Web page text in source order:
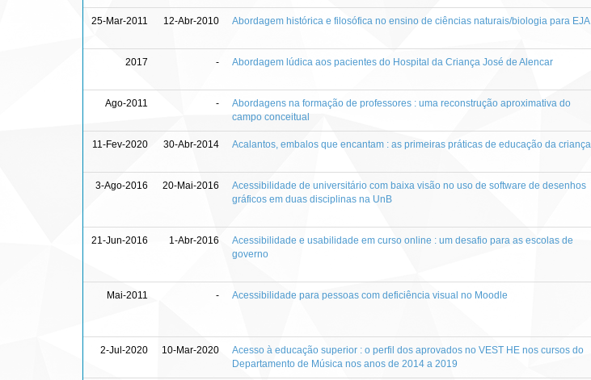
25-Mar-2011 12-Abr-2010 Abordagem histórica e filosófica no ensino de ciências naturais/biologia para EJA
2017 - Abordagem lúdica aos pacientes do Hospital da Criança José de Alencar
Ago-2011 -
Abordagens na formação de professores : uma reconstrução aproximativa do
campo conceitual
11-Fev-2020 30-Abr-2014 Acalantos, embalos que encantam : as primeiras práticas de educação da criança
3-Ago-2016 20-Mai-2016
Acessibilidade de universitário com baixa visão no uso de software de desenhos
gráficos em duas disciplinas na UnB
21-Jun-2016 1-Abr-2016
Acessibilidade e usabilidade em curso online : um desafio para as escolas de
governo
Mai-2011 - Acessibilidade para pessoas com deficiência visual no Moodle
2-Jul-2020 10-Mar-2020
Acesso à educação superior : o perfil dos aprovados no VEST HE nos cursos do
Departamento de Música nos anos de 2014 a 2019